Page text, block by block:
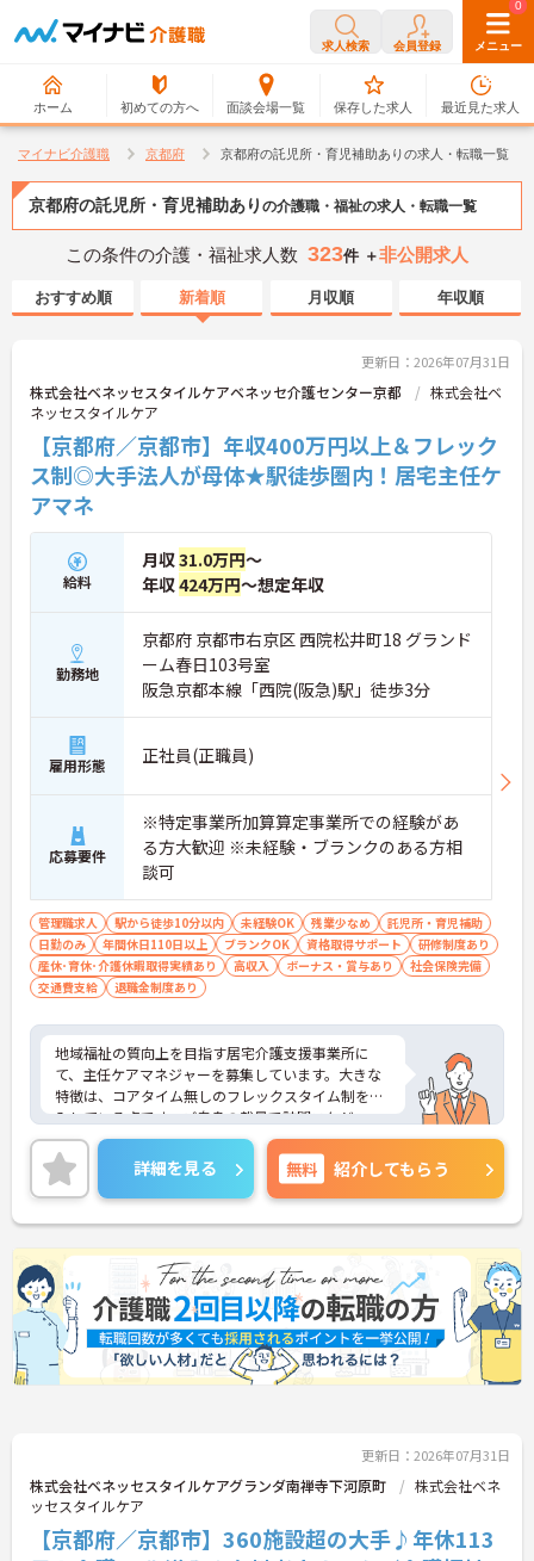
求人検索 会員登録 メニュー
ホーム 初めての方へ 面談会場一覧
0
保存した求人
0
最近見た求人
マイナビ介護職 京都府 京都府の託児所・育児補助ありの求人・転職一覧
京都府の託児所・育児補助あり の介護職・福祉の求人・転職一覧
この条件の介護・福祉求人数 323件 ＋非公開求人
おすすめ順 新着順 月収順 年収順
更新日：2026年07月31日
株式会社ベネッセスタイルケアベネッセ介護センター京都
株式会社ベ
ネッセスタイルケア
【京都府／京都市】年収400万円以上＆フレック
ス制◎大手法人が母体★駅徒歩圏内！居宅主任ケ
アマネ
給料
月収31.0万円～
年収424万円～想定年収
勤務地
京都府 京都市右京区 西院松井町18 グランド
ーム春日103号室
阪急京都本線「西院(阪急)駅」徒歩3分
雇用形態 正社員(正職員)
応募要件
※特定事業所加算算定事業所での経験があ
る方大歓迎 ※未経験・ブランクのある方相
談可
管理職求人 駅から徒歩10分以内 未経験OK 残業少なめ
託児所・育児補助
日勤のみ
年間休日110日以上 ブランクOK 資格取得サポート
研修制度あり
産休･育休･介護休暇取得実績あり
高収入 ボーナス・賞与あり
社会保険完備
交通費支給
退職金制度あり
地域福祉の質向上を目指す居宅介護支援事業所に
て、主任ケアマネジャーを募集しています。大きな
特徴は、コアタイム無しのフレックスタイム制を導
入している点です。ご自身の裁量で訪問スケジュー
ルを調整しやすく、直行直帰も交えながら柔軟に働
くことができます。待遇面では月給高水準に加え、
大手グループならではの共済会制度（医療費・薬代
補助等）や保育手当など、生活を支える福利厚生が
充実しています。また、65歳定年制と75歳までの再
雇用制度があり、育児・介護による時短勤務制度な
ども整備されているため、ライフステージが変化し
ても長く働き続けられる基盤があります。スーパー
バイザーとして後進の育成や困難事例に対応し、こ
れまでのご経験を最大限に活かしてキャリアアップ
を目指せる環境です。
・出退勤の時間を柔軟に調整できるフレックスタイ
ム制を採用しており、ご自身のペースや業務量に合
わせたスケジュール管理が可能です
・ご自宅からの直行訪問など効率的な働き方も実践
できることで、業務の負担を軽減しながらメリハリ
詳細を見る 無料 紹介してもらう
更新日：2026年07月31日
株式会社ベネッセスタイルケアグランダ南禅寺下河原町
株式会社ベネ
ッセスタイルケア
【京都府／京都市】360施設超の大手♪年休113